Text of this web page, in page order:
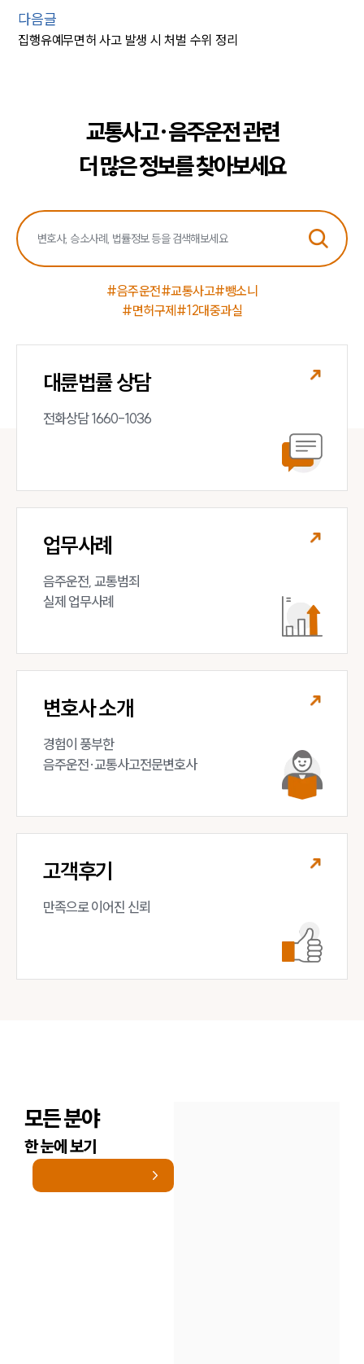
다음글
집행유예무면허 사고 발생 시 처벌 수위 정리
교통사고·음주운전 관련
더 많은 정보를 찾아보세요
#음주운전#교통사고#뺑소니
#면허구제 #12대중과실
대륜법률 상담
전화상담 1660-1036
업무사례
음주운전, 교통범죄
실제 업무사례
변호사 소개
경험이 풍부한
음주운전·교통사고전문변호사
고객후기
만족으로 이어진 신뢰
모든 분야
한 눈에 보기